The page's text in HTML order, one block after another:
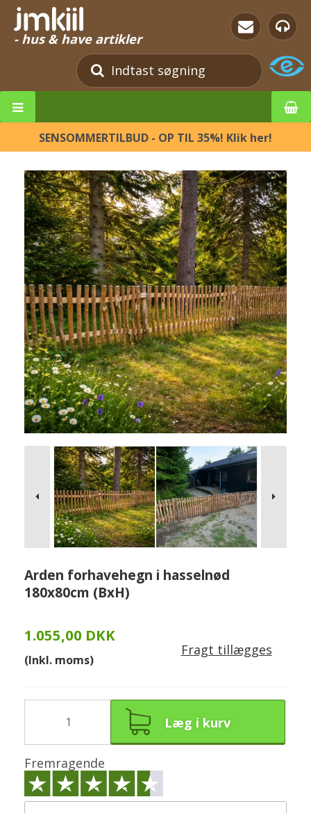
- hus & have artikler
SENSOMMERTILBUD - OP TIL 35%! Klik her!
Arden forhavehegn i hasselnød
180x80cm (BxH)
1.055,00 DKK
(Inkl. moms)
Fragt tillægges
Læg i kurv
Fremragende